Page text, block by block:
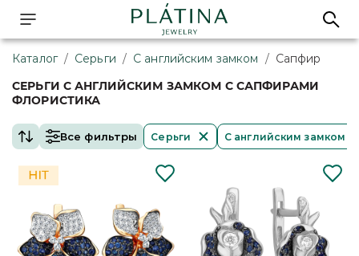
Каталог / Серьги / С английским замком / Сапфир
СЕРЬГИ С АНГЛИЙСКИМ ЗАМКОМ С САПФИРАМИ
ФЛОРИСТИКА
Все фильтры Серьги С английским замком